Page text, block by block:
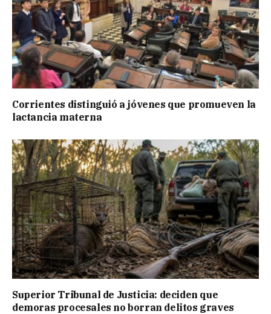
Corrientes distinguió a jóvenes que promueven la
lactancia materna
Superior Tribunal de Justicia: deciden que
demoras procesales no borran delitos graves